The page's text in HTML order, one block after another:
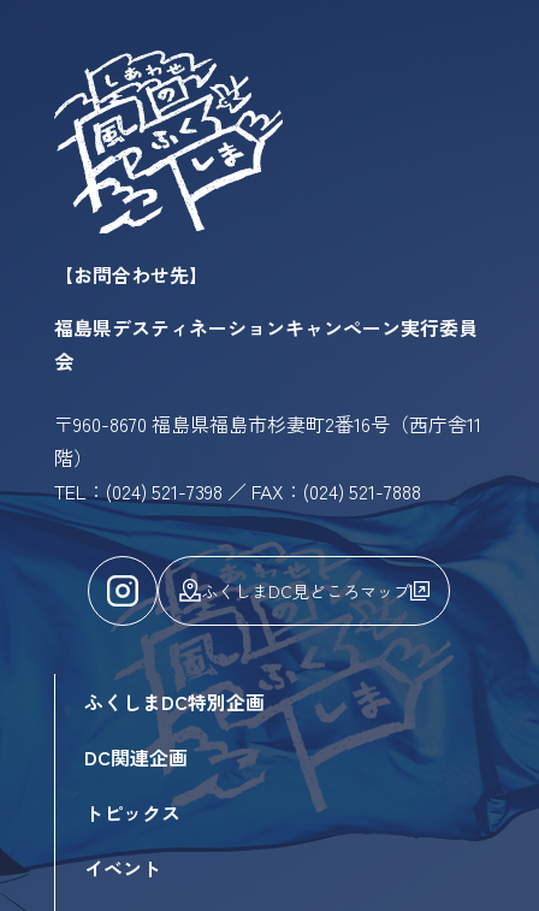
【お問合わせ先】
福島県デスティネーションキャンペーン実行委員
会
〒960-8670 福島県福島市杉妻町2番16号（西庁舎11
階）
TEL：(024) 521-7398 ／ FAX：(024) 521-7888
ふくしまDC見どころマップ
ふくしまDC特別企画
DC関連企画
トピックス
イベント